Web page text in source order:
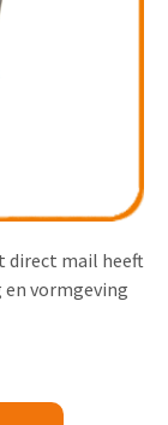
direct mail heeft
en vormgeving